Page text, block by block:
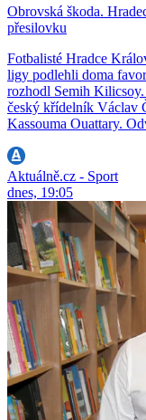
Obrovská škoda.
přesilovku
Fotbalisté Hradce
ligy podlehli doma
rozhodl Semih
český křídelník Václav
Kassouma Ouattary.
Aktuálně.cz - Sport
dnes, 19:05